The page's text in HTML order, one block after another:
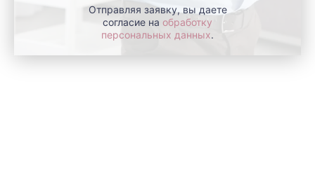
Отправляя заявку, вы даете
согласие на обработку
персональных данных.